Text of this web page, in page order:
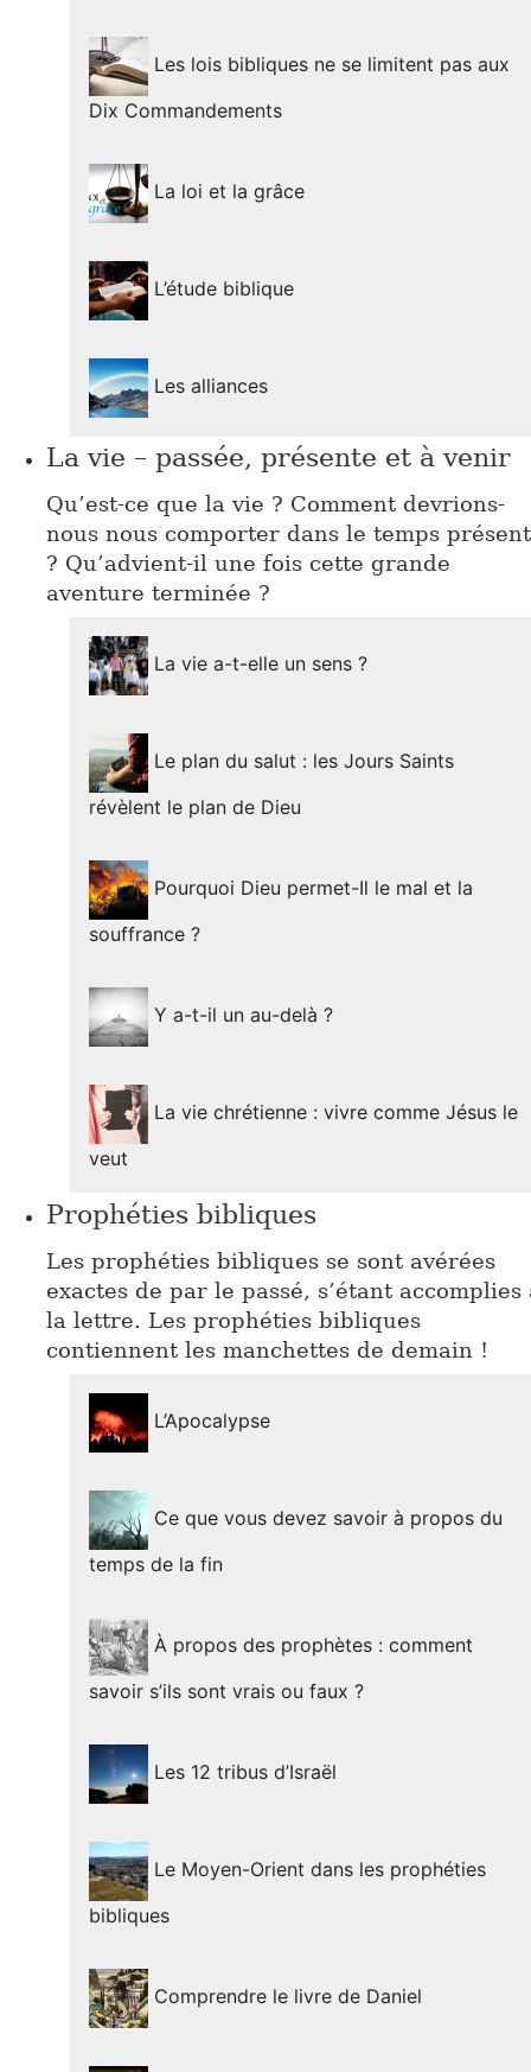
Les lois bibliques ne se limitent pas aux
Dix Commandements
La loi et la grâce
L’étude biblique
Les alliances
La vie – passée, présente et à venir
Qu’est-ce que la vie ? Comment devrions-
nous nous comporter dans le temps présent
? Qu’advient-il une fois cette grande
aventure terminée ?
La vie a-t-elle un sens ?
Le plan du salut : les Jours Saints
révèlent le plan de Dieu
Pourquoi Dieu permet-Il le mal et la
souffrance ?
Y a-t-il un au-delà ?
La vie chrétienne : vivre comme Jésus le
veut
Prophéties bibliques
Les prophéties bibliques se sont avérées
exactes de par le passé, s’étant accomplies
la lettre. Les prophéties bibliques
contiennent les manchettes de demain !
L’Apocalypse
Ce que vous devez savoir à propos du
temps de la fin
À propos des prophètes : comment
savoir s’ils sont vrais ou faux ?
Les 12 tribus d’Israël
Le Moyen-Orient dans les prophéties
bibliques
Comprendre le livre de Daniel